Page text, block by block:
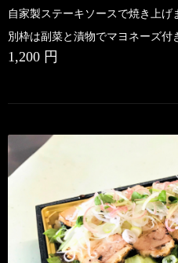
自家製ステーキソースで焼き上げ
別枠は副菜と漬物でマヨネーズ付
1,200 円